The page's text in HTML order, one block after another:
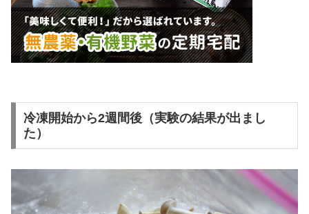
冷凍開始から2週間後（実験の結果が出まし
た）